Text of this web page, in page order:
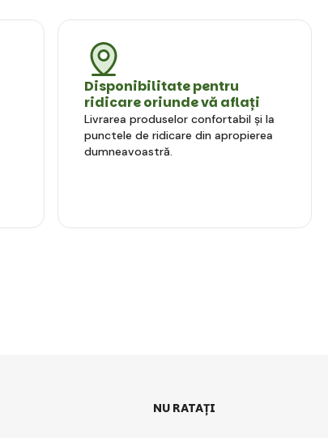
Disponibilitate pentru
ridicare oriunde vă aflați
Livrarea produselor confortabil și la
punctele de ridicare din apropierea
dumneavoastră.
NU RATAȚI